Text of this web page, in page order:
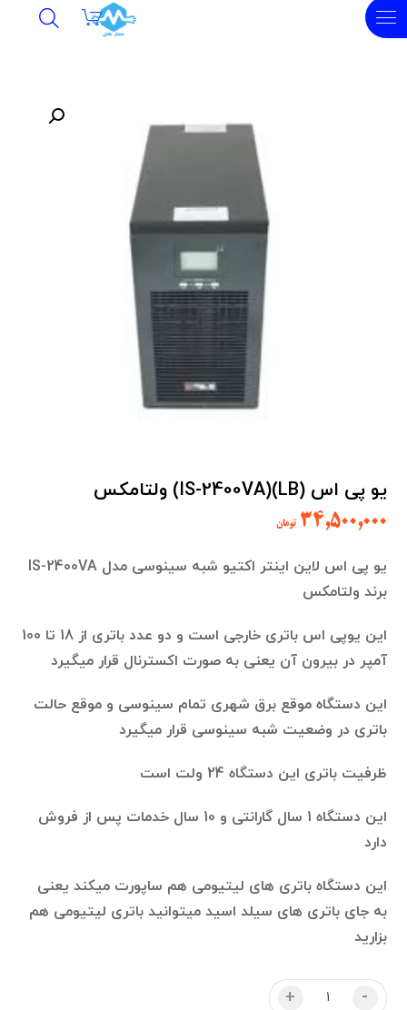
یو پی اس (LB)(IS-2400VA) ولتامکس
۳۴,۵۰۰,۰۰۰ تومان
برند ولتامکس
این یوپی اس باتری خارجی است و دو عدد باتری از 18 تا 100
آمپر در بیرون آن یعنی به صورت اکسترنال قرار میگیرد
این دستگاه موقع برق شهری تمام سینوسی و موقع حالت
باتری در وضعیت شبه سینوسی قرار میگیرد
ظرفیت باتری این دستگاه 24 ولت است
این دستگاه 1 سال گارانتی و 10 سال خدمات پس از فروش
دارد
این دستگاه باتری های لیتیومی هم ساپورت میکند یعنی
به جای باتری های سیلد اسید میتوانید باتری لیتیومی هم
بزارید
-
+